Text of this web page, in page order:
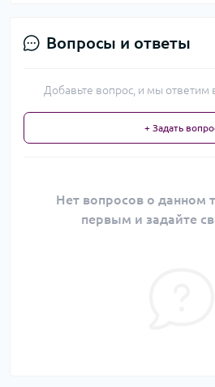
Вопросы и ответы
Добавьте вопрос, и мы
+ Задать
Нет вопросов о данном
первым и задайте